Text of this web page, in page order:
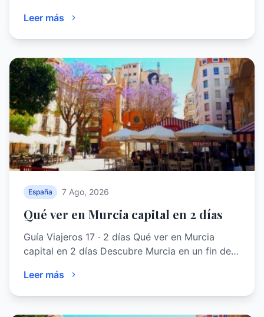
Leer más
España 7 Ago, 2026
Qué ver en Murcia capital en 2 días
Guía Viajeros 17 · 2 días Qué ver en Murcia
capital en 2 días Descubre Murcia en un fin de…
Leer más